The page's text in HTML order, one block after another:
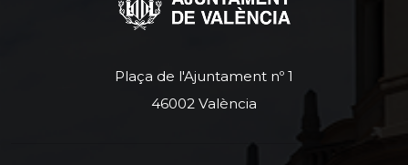
Plaça de l'Ajuntament nº 1
46002 València